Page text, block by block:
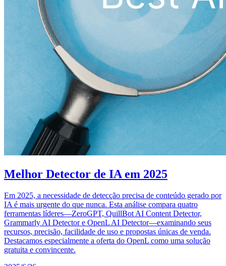
Melhor Detector de IA em 2025
Em 2025, a necessidade de detecção precisa de conteúdo gerado por
IA é mais urgente do que nunca. Esta análise compara quatro
ferramentas líderes—ZeroGPT, QuillBot AI Content Detector,
Grammarly AI Detector e OpenL AI Detector—examinando seus
recursos, precisão, facilidade de uso e propostas únicas de venda.
Destacamos especialmente a oferta do OpenL como uma solução
gratuita e convincente.